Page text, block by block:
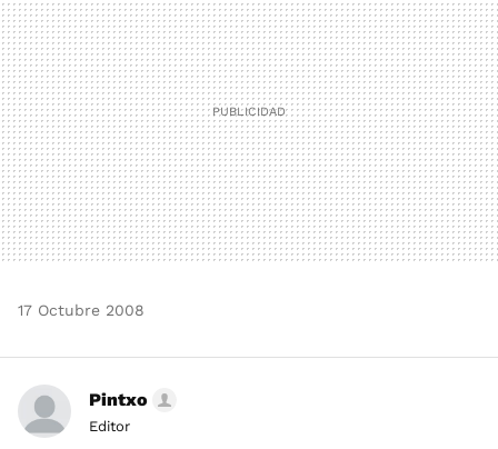
17 Octubre 2008
Pintxo
Editor